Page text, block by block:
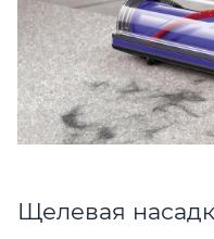
Щелевая